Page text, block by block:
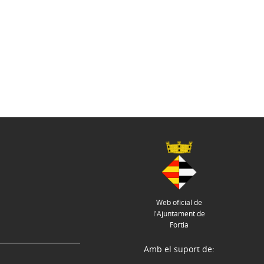
Web oficial de
l'Ajuntament de
Fortià
Amb el suport de: